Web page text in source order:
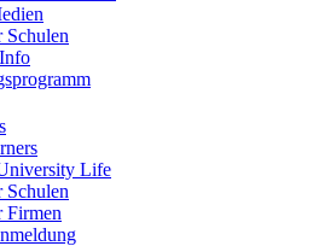
Schulen
Life
Schulen
Firmen